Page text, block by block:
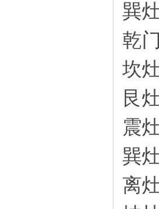
巽
乾
坎
艮
震
巽
离